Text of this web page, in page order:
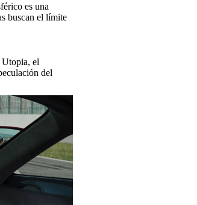
es una
buscan el límite
Utopia, el
del